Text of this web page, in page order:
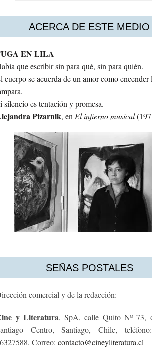
ACERCA DE ESTE MEDIO
EN LILA
que escribir sin para qué, sin para quién.
cuerpo se acuerda de un amor como encender
silencio es tentación y promesa.
Pizarnik, enEl infierno musical
SEÑAS POSTALES
comercial y de la redacción:
y Literatura, SpA, calle Quito Nº 73,
Centro, Santiago, Chile,
Correo:contacto@cineyliteratura.cl